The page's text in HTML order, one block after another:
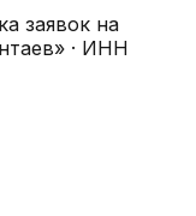
заявок на
· ИНН